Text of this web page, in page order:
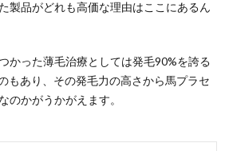
製品がどれも高価な理由はここにあるん
かった薄毛治療としては発毛90%を誇る
もあり、その発毛力の高さから馬プラセ
のかがうかがえます。